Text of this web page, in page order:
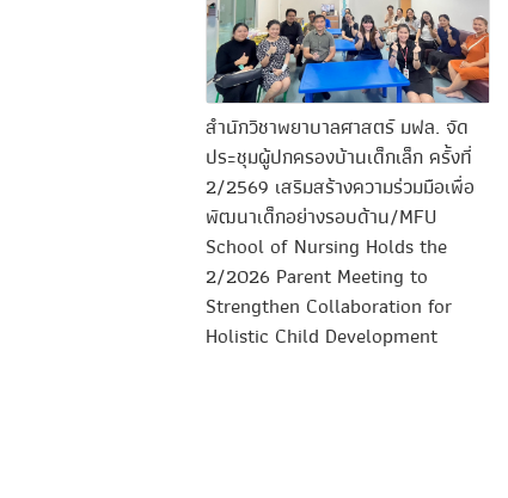
สำนักวิชาพยาบาลศาสตร์ มฟล. จัด
ประชุมผู้ปกครองบ้านเด็กเล็ก ครั้งที่
2/2569 เสริมสร้างความร่วมมือเพื่อ
พัฒนาเด็กอย่างรอบด้าน/MFU
School of Nursing Holds the
2/2026 Parent Meeting to
Strengthen Collaboration for
Holistic Child Development